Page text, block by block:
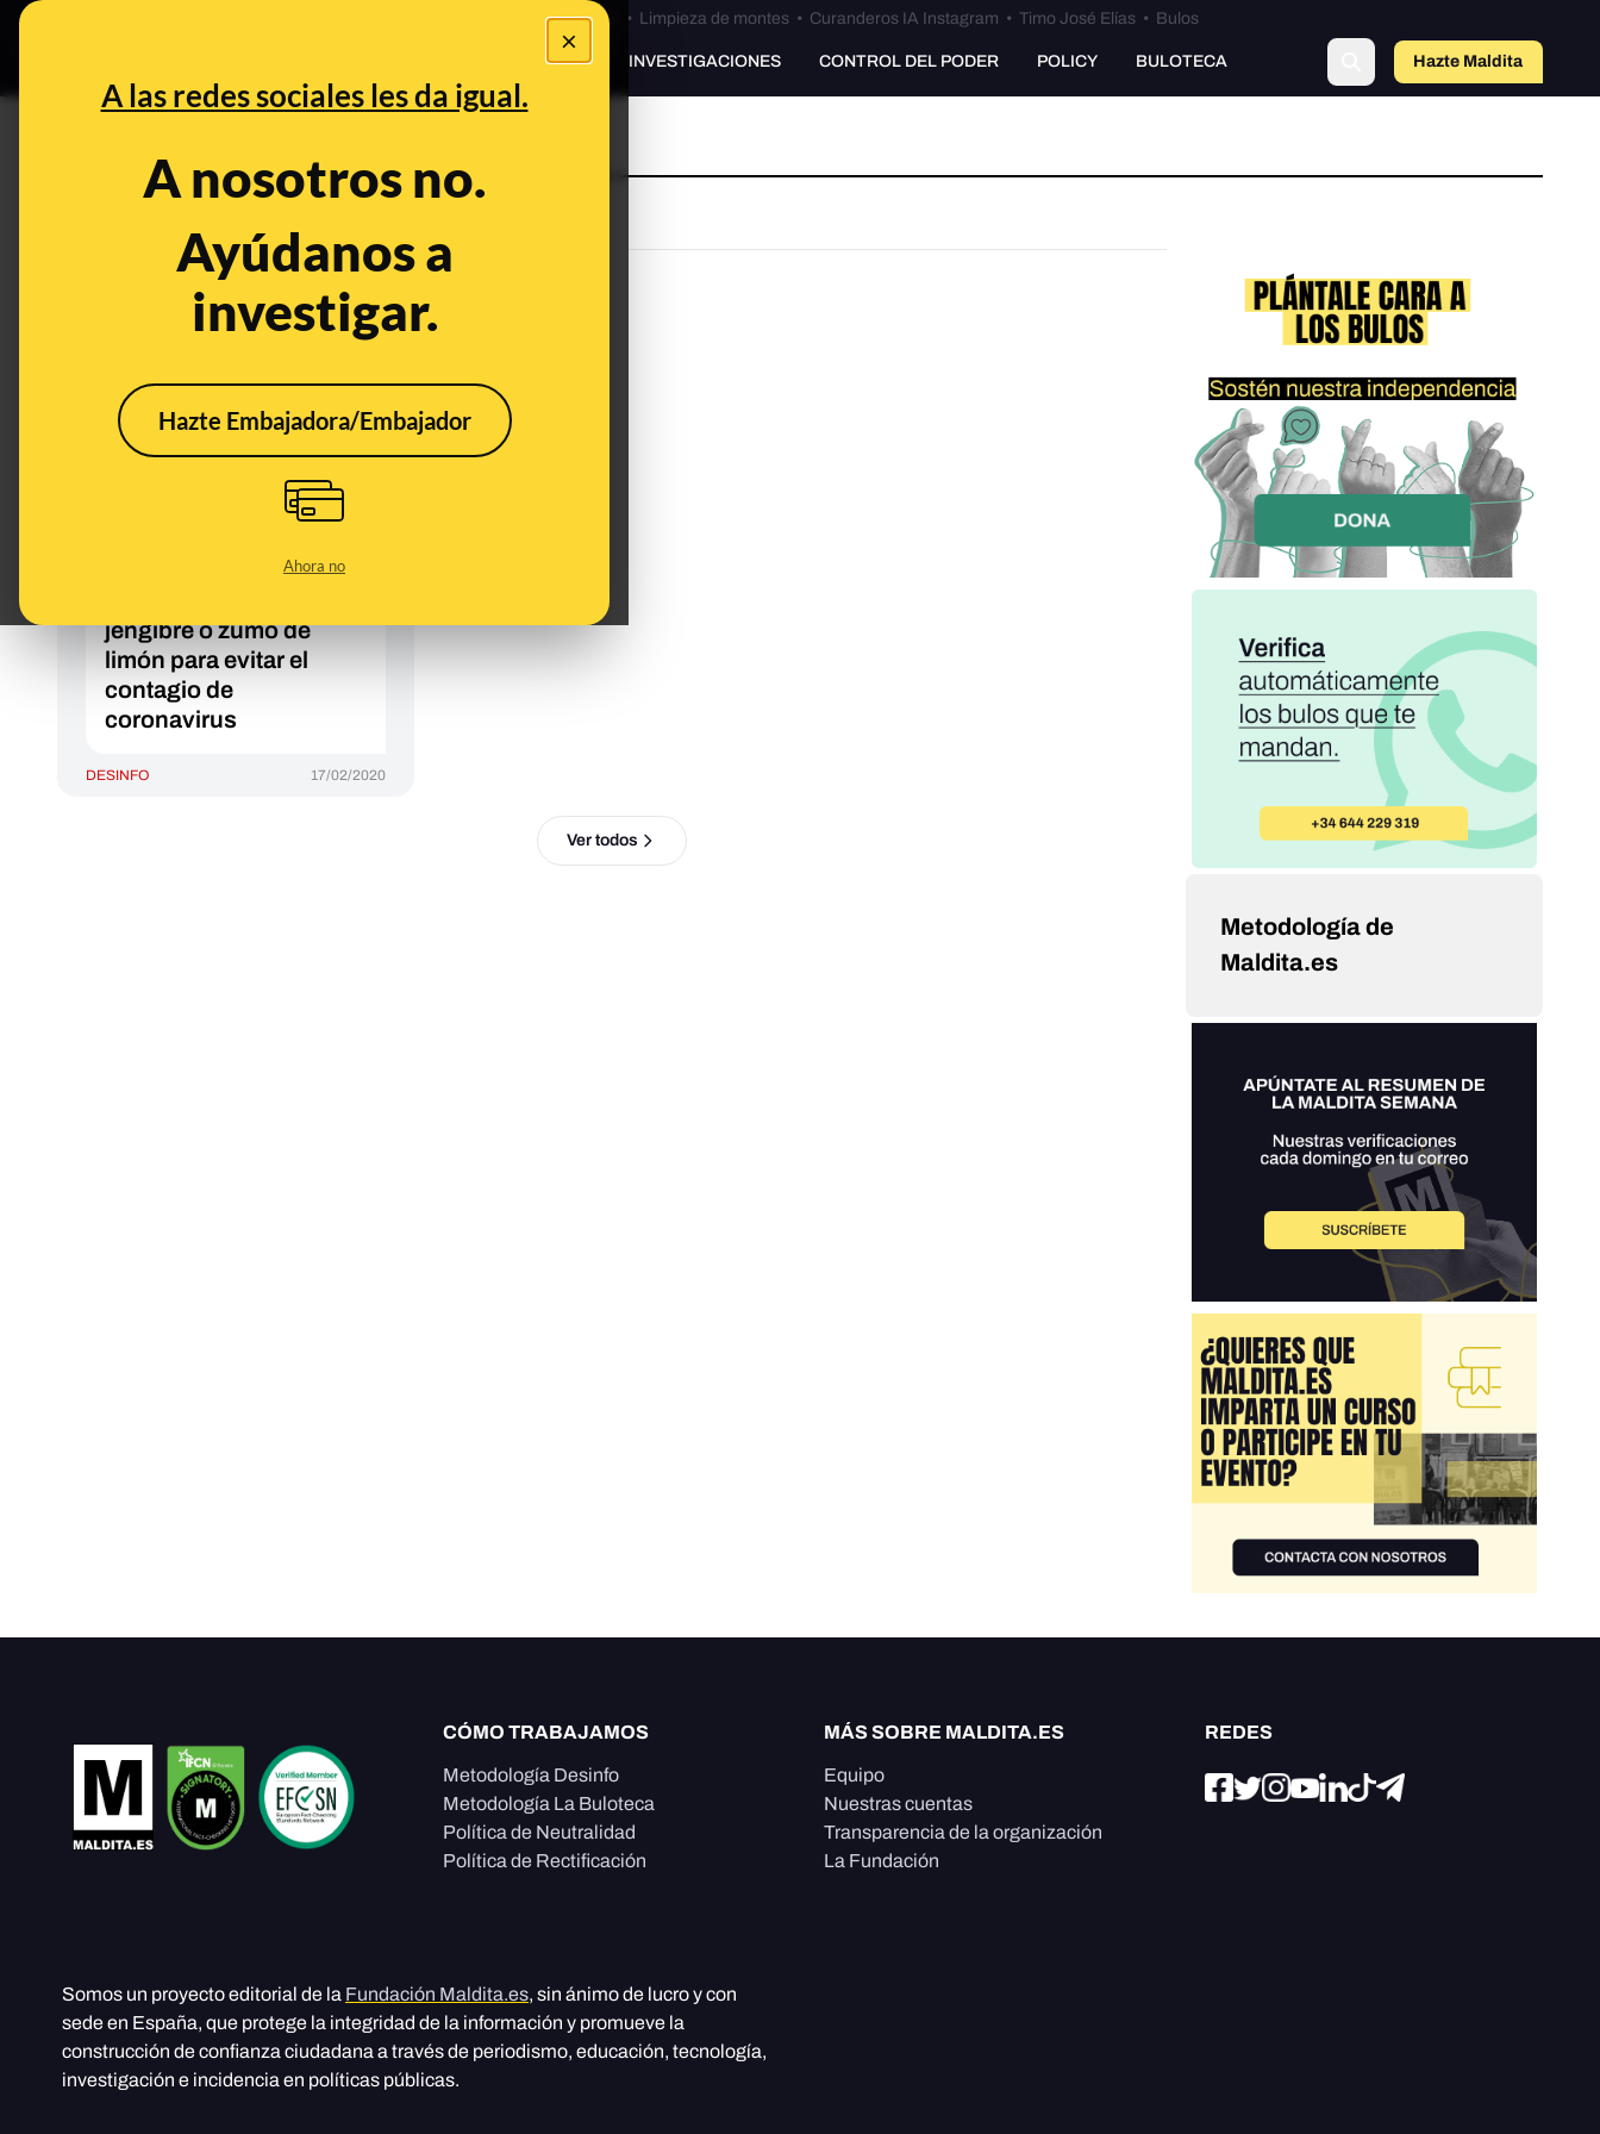
×
A las redes sociales les da igual.
A nosotros no.
Ayúdanos a
investigar.
Hazte Embajadora/Embajador
Ahora no
Bulos Ceuta • Limpieza de montes• Curanderos IA Instagram • Timo José Elías• Bulos
PREBUNKING INVESTIGACIONES CONTROL DEL PODER POLICY BULOTECA Hazte Maldita
cloruro de magnesio
Las afirmaciones falsas
del vídeo en el que se
productos como
jengibre o zumo de
limón para evitar el
contagio de
coronavirus
DESINFO 17/02/2020
Ver todos
Metodología de
Maldita.es
CÓMO TRABAJAMOS
Metodología Desinfo
Metodología La Buloteca
Política de Neutralidad
Política de Rectificación
MÁS SOBRE MALDITA.ES
Equipo
Nuestras cuentas
Transparencia de la organización
La Fundación
REDES
Somos un proyecto editorial de la Fundación Maldita.es, sin ánimo de lucro y con
sede en España, que protege la integridad de la información y promueve la
construcción de confianza ciudadana a través de periodismo, educación, tecnología,
investigación e incidencia en políticas públicas.